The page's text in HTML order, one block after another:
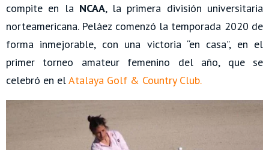
compite en la NCAA, la primera división universitaria
norteamericana. Peláez comenzó la temporada 2020 de
forma inmejorable, con una victoria “en casa”, en el
primer torneo amateur femenino del año, que se
celebró en elAtalaya Golf & Country Club.